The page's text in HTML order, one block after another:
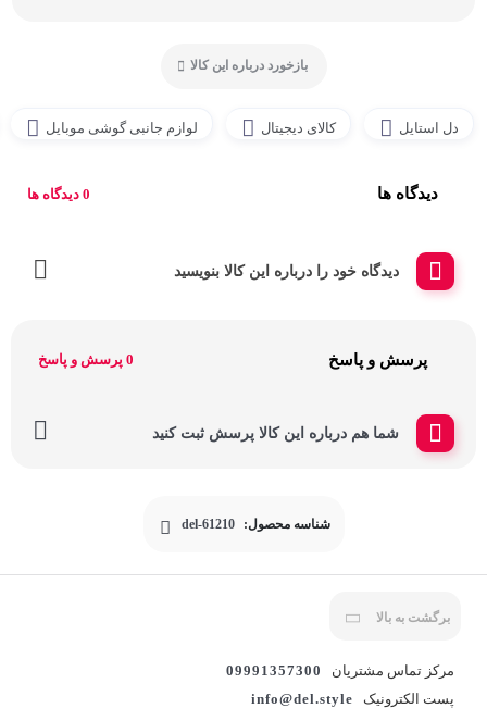
بازخورد درباره این کالا
دل استایل کالای دیجیتال لوازم جانبی گوشی موبایل
دیدگاه ها 0 دیدگاه ها
دیدگاه خود را درباره این کالا بنویسید
پرسش و پاسخ 0 پرسش و پاسخ
شما هم درباره این کالا پرسش ثبت کنید
شناسه محصول: del-61210
برگشت به بالا
مرکز تماس مشتریان
09991357300
پست الکترونیک
info@del.style